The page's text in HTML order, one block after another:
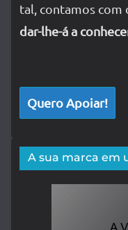
tal, contamos com
dar-lhe-á a
Quero Apoiar!
A sua marca em